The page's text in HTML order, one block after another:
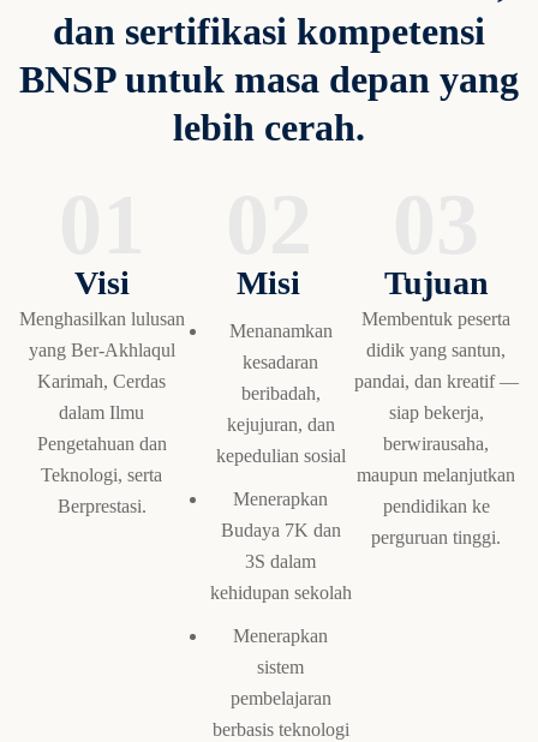
dan sertifikasi kompetensi
BNSP untuk masa depan yang
lebih cerah.
Visi
Menghasilkan lulusan
yang Ber-Akhlaqul
Karimah, Cerdas
dalam Ilmu
Pengetahuan dan
Teknologi, serta
Berprestasi.
Misi
Menanamkan
kesadaran
beribadah,
kejujuran, dan
kepedulian sosial
Menerapkan
Budaya 7K dan
3S dalam
kehidupan sekolah
Menerapkan
sistem
pembelajaran
berbasis teknologi
Tujuan
Membentuk peserta
didik yang santun,
pandai, dan kreatif —
siap bekerja,
berwirausaha,
maupun melanjutkan
pendidikan ke
perguruan tinggi.